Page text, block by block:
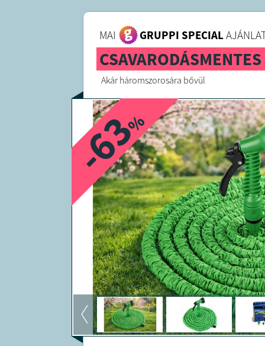
MAI GRUPPI SPECIAL
Akár háromszorosára bővül
-63
%